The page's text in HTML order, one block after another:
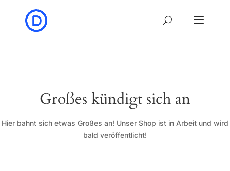
Großes kündigt sich an
Hier bahnt sich etwas Großes an! Unser Shop ist in Arbeit und wird
bald veröffentlicht!